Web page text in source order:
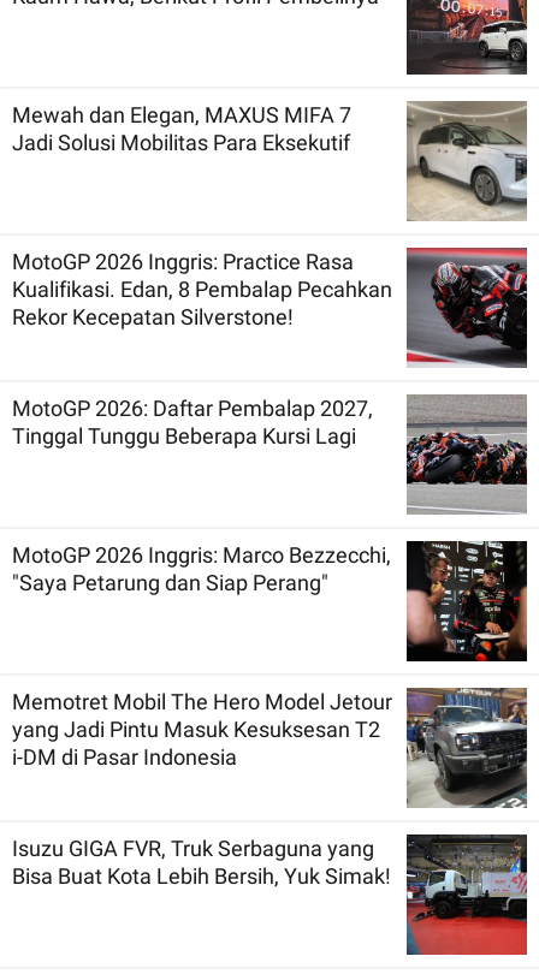
Mewah dan Elegan, MAXUS MIFA 7
Jadi Solusi Mobilitas Para Eksekutif
MotoGP 2026 Inggris: Practice Rasa
Kualifikasi. Edan, 8 Pembalap Pecahkan
Rekor Kecepatan Silverstone!
MotoGP 2026: Daftar Pembalap 2027,
Tinggal Tunggu Beberapa Kursi Lagi
MotoGP 2026 Inggris: Marco Bezzecchi,
"Saya Petarung dan Siap Perang"
Memotret Mobil The Hero Model Jetour
yang Jadi Pintu Masuk Kesuksesan T2
i-DM di Pasar Indonesia
Isuzu GIGA FVR, Truk Serbaguna yang
Bisa Buat Kota Lebih Bersih, Yuk Simak!